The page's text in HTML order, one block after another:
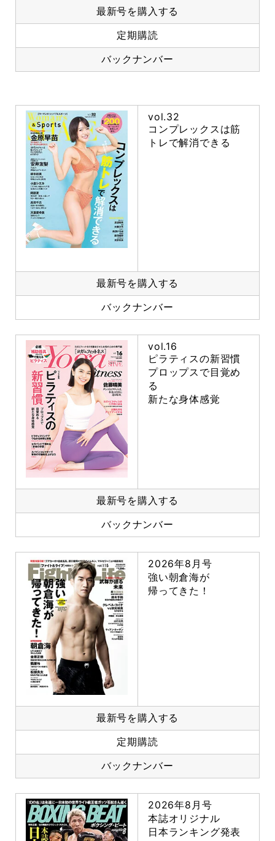
最新号を購入する
定期購読
バックナンバー
vol.32
コンプレックスは筋
トレで解消できる
最新号を購入する
バックナンバー
vol.16
ピラティスの新習慣
プロップスで目覚め
る
新たな身体感覚
最新号を購入する
バックナンバー
2026年8月号
強い朝倉海が
帰ってきた！
最新号を購入する
定期購読
バックナンバー
2026年8月号
本誌オリジナル
日本ランキング発表